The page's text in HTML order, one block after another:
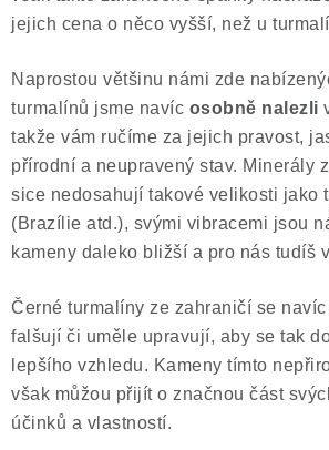
jejich cena o něco vyšší, než u
Naprostou většinu námi zde
turmalínů jsme navíc osobně nalezli
takže vám ručíme za jejich pravost,
přírodní a neupravený stav. Minerály
sice nedosahují takové velikosti jako
(Brazílie atd.), svými vibracemi jsou
kameny daleko bližší a pro nás tudíš
Černé turmalíny ze zahraničí se
falšují či uměle upravují, aby se tak
lepšího vzhledu. Kameny tímto
však můžou přijít o značnou část
účinků a vlastností.